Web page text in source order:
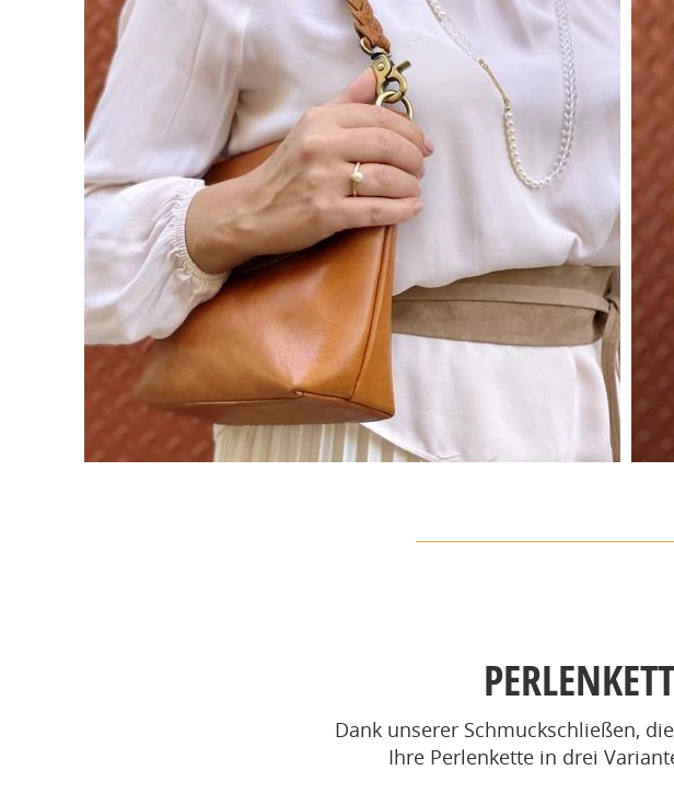
Dank unserer Schmuckschließen,
Ihre Perlenkette in drei